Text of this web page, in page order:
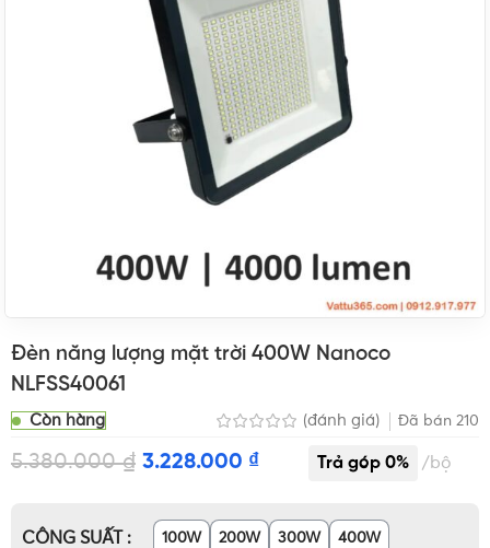
Đèn năng lượng mặt trời 400W Nanoco
NLFSS40061
Còn hàng (đánh giá) Đã bán 210
5.380.000₫ 3.228.000 ₫ bộ
CÔNG SUẤT 100W 200W 300W 400W